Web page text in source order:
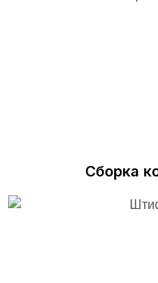
Сборка